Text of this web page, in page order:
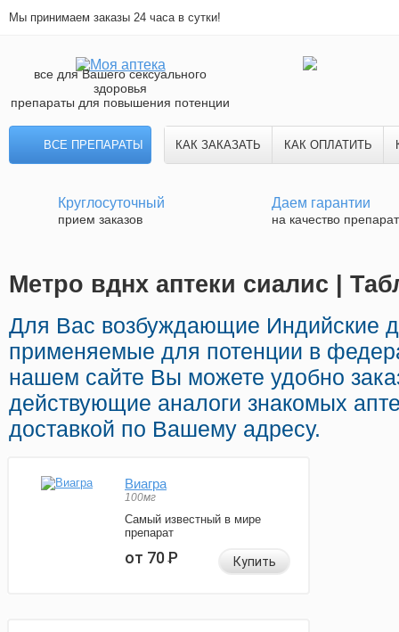
Мы принимаем заказы 24 часа в сутки!
все для Вашего сексуального
здоровья
препараты для повышения потенции
ВСЕ ПРЕПАРАТЫ КАК ЗАКАЗАТЬ КАК ОПЛАТИТЬ
Круглосуточный
прием заказов
Даем гарантии
на качество
Метро вднх аптеки сиалис |
Для Вас возбуждающие Индийские
применяемые для потенции в
нашем сайте Вы можете удобно
действующие аналоги знакомых
доставкой по Вашему адресу.
Виагра
100мг
Самый известный в мире
препарат
от 70Р Купить